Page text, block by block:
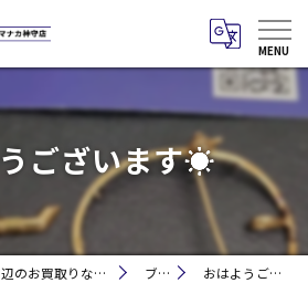
ございます☀
愛知県津島市蛭間町周辺のお買取りなら買取大吉 ヤマナカ神守店 ブログ おはようございます☀